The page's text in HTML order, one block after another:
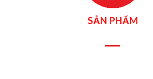
SẢN PHẨM